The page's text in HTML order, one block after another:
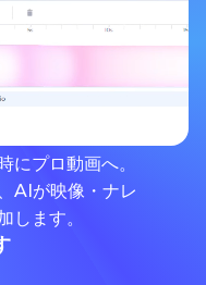
にプロ動画へ。
AIが映像・ナレ
します。